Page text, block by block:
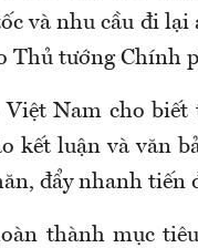
và nhu cầu đi
Thủ tướng
Nam cho
kết luận và văn
đẩy nhanh tiến
thành mục